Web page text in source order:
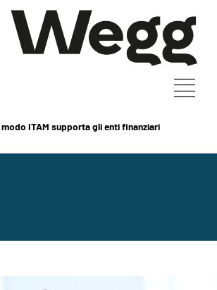
modo ITAM supporta gli enti finanziari